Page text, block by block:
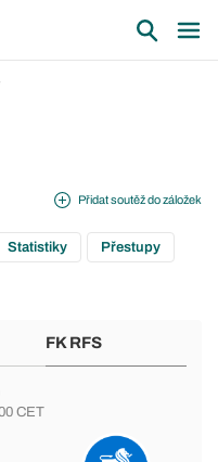
Přidat soutěž do záložek
Statistiky Přestupy
FK RFS
CET